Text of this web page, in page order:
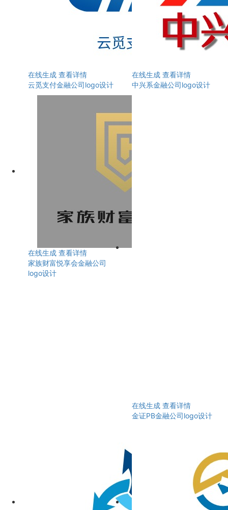
在线生成 查看详情
云觅支付金融公司logo设计
在线生成 查看详情
中兴系金融公司logo设计
在线生成 查看详情
家族财富悦享会金融公司
logo设计
在线生成 查看详情
金证PB金融公司logo设计